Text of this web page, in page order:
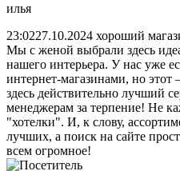
илья
23:0227.10.2024 хороший
Мы с женой выбрали здесь
нашего интерьера. У нас уже
интернет-магазинами, но
здесь действительно лучший
менеджерам за терпение! Не
"хотелки". И, к слову,
лучших, а поиск на сайте
всем огромное!